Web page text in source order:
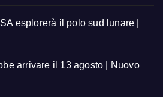
esplorerà il polo sud lunare |
arrivare il 13 agosto | Nuovo